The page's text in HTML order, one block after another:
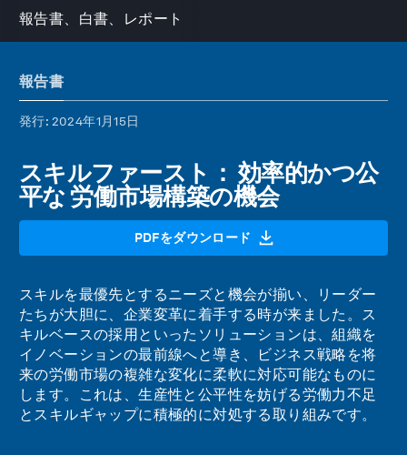
報告書、白書、レポート
報告書
発行: 2024年1月15日
スキルファースト： 効率的かつ公
平な 労働市場構築の機会
PDFをダウンロード
スキルを最優先とするニーズと機会が揃い、リーダー
たちが大胆に、企業変革に着手する時が来ました。ス
キルベースの採用といったソリューションは、組織を
イノベーションの最前線へと導き、ビジネス戦略を将
来の労働市場の複雑な変化に柔軟に対応可能なものに
します。これは、生産性と公平性を妨げる労働力不足
とスキルギャップに積極的に対処する取り組みです。